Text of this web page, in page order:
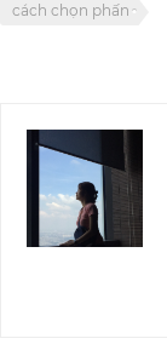
cách chọn phấn